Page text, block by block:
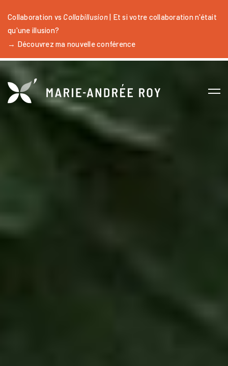
Collaboration vs Collabillusion| Et si votre collaboration n'était
qu'une illusion?
→ Découvrez ma nouvelle conférence